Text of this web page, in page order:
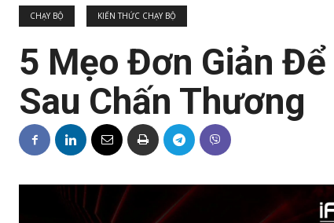
CHẠY BỘ KIẾN THỨC CHẠY BỘ
5 Mẹo Đơn Giản
Sau Chấn Thương